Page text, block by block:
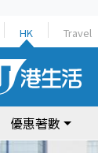
HK Travel
優惠著數